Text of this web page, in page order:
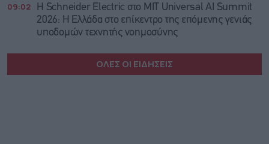
09:02
Η Schneider Electric στο MIT Universal AI Summit
2026: Η Ελλάδα στο επίκεντρο της επόμενης γενιάς
υποδομών τεχνητής νοημοσύνης
ΟΛΕΣ ΟΙ ΕΙΔΗΣΕΙΣ